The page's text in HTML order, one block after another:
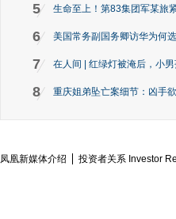
5 生命至上！第83集团军某旅
6 美国常务副国务卿访华为何
7 在人间 | 红绿灯被淹后，小
8 重庆姐弟坠亡案细节：凶手
凤凰新媒体介绍 投资者关系 Investor